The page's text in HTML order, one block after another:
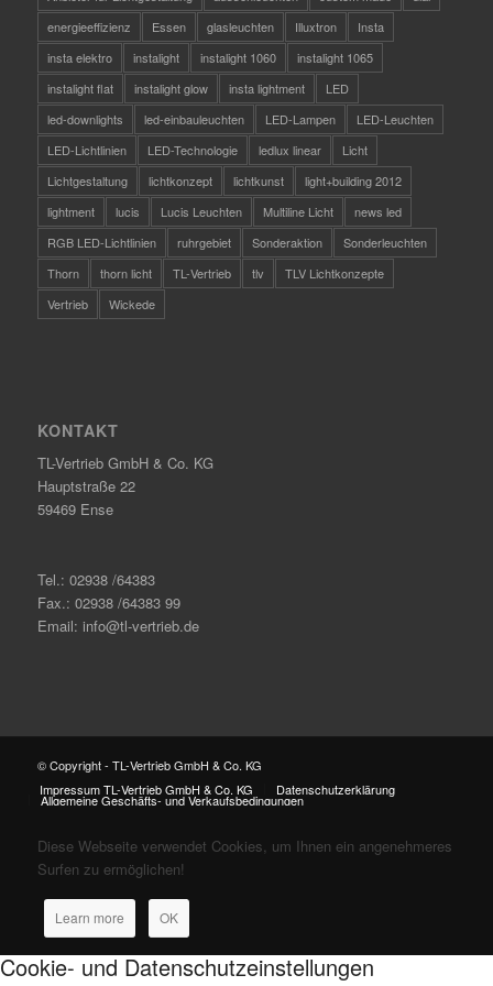
energieeffizienz
Essen glasleuchten Illuxtron
Insta
insta elektro
instalight instalight 1060
instalight 1065
instalight flat
instalight glow insta lightment
LED
led-downlights
led-einbauleuchten LED-Lampen
LED-Leuchten
LED-Lichtlinien
LED-Technologie ledlux linear
Licht
Lichtgestaltung
lichtkonzept lichtkunst
light+building 2012
lightment
lucis Lucis Leuchten Multiline Licht
news led
RGB LED-Lichtlinien
ruhrgebiet Sonderaktion
Sonderleuchten
Thorn
thorn licht TL-Vertrieb tlv
TLV Lichtkonzepte
Vertrieb
Wickede
KONTAKT
TL-Vertrieb GmbH & Co. KG
Hauptstraße 22
59469 Ense
Tel.: 02938 /64383
Fax.: 02938 /64383 99
Email: info@tl-vertrieb.de
© Copyright - TL-Vertrieb GmbH & Co. KG
Impressum TL-Vertrieb GmbH & Co. KG
Datenschutzerklärung
Allgemeine Geschäfts- und Verkaufsbedingungen
Diese Webseite verwendet Cookies, um Ihnen ein angenehmeres
Surfen zu ermöglichen!
Learn more OK
Cookie- und Datenschutzeinstellungen